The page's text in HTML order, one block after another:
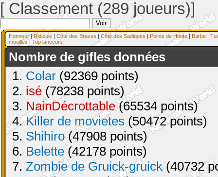
[ Classement (289 joueurs)]
Honneur|Ridicule | Côté des Braves | Côté des Sadiques | Points de Honte| Barbe |
mouillés| Top lanceurs
Nombre de gifles données
1. Colar (92369 points)
2. isé (78238 points)
3. NainDécrottable(65534 points)
4.Killer de movietes (50472 points)
5. Shihiro (47908 points)
6. Belette (42178 points)
7. Zombie de Gruick-gruick (40732